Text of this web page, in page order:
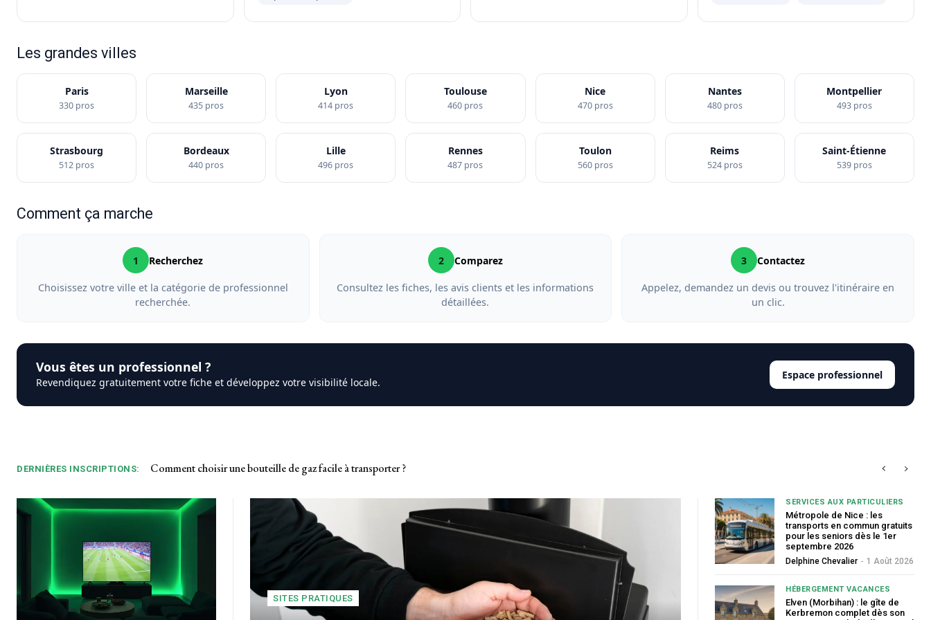
Les grandes villes
Paris
330 pros
Marseille
435 pros
Lyon
414 pros
Toulouse
460 pros
Nice
470 pros
Nantes
480 pros
Montpellier
493 pros
Strasbourg
512 pros
Bordeaux
440 pros
Lille
496 pros
Rennes
487 pros
Toulon
560 pros
Reims
524 pros
Saint-Étienne
539 pros
Comment ça marche
1 Recherchez
Choisissez votre ville et la catégorie de professionnel
recherchée.
2 Comparez
Consultez les fiches, les avis clients et les informations
détaillées.
3 Contactez
Appelez, demandez un devis ou trouvez l'itinéraire en
un clic.
Vous êtes un professionnel ?
Revendiquez gratuitement votre fiche et développez votre visibilité locale.
Espace professionnel
DERNIÈRES INSCRIPTIONS: Comment choisir une bouteille de gaz facile à transporter ?
Quand le toucher devient soin : L’essence du massage body-body
SITES PRATIQUES
SERVICES AUX PARTICULIERS
Métropole de Nice : les
transports en commun gratuits
pour les seniors dès le 1er
septembre 2026
Delphine Chevalier - 1 Août 2026
HÉBERGEMENT VACANCES
Elven (Morbihan) : le gîte de
Kerbremon complet dès son